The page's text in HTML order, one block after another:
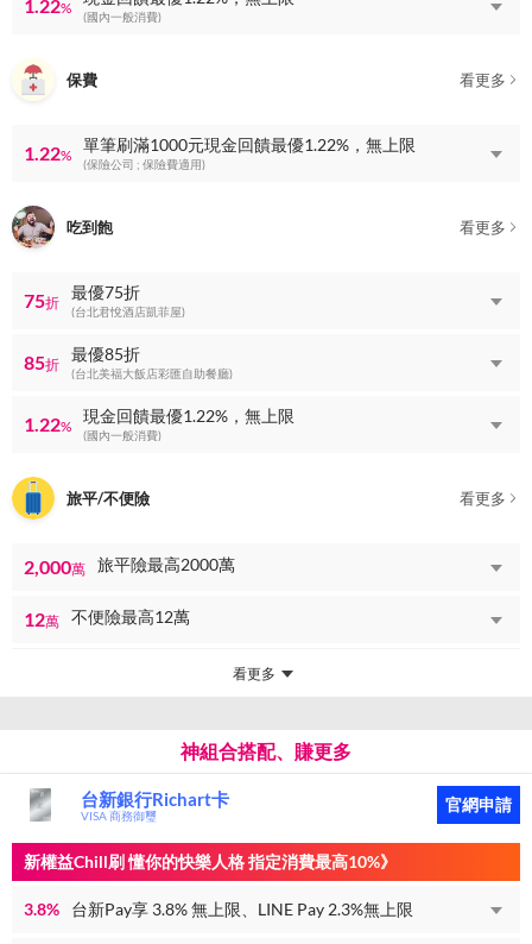
1.22% (國內一般消費)
保費 看更多
1.22%
單筆刷滿1000元現金回饋最優1.22%，無上限
(保險公司 ; 保險費適用)
吃到飽 看更多
75折
最優75折
(台北君悅酒店凱菲屋)
85折
最優85折
(台北美福大飯店彩匯自助餐廳)
1.22%
現金回饋最優1.22%，無上限
(國內一般消費)
旅平/不便險 看更多
2,000萬 旅平險最高2000萬
12萬 不便險最高12萬
看更多
神組合搭配、賺更多
台新銀行Richart卡
VISA 商務御璽
官網申請
新權益Chill刷 懂你的快樂人格 指定消費最高10%》
3.8% 台新Pay享 3.8% 無上限、LINE Pay 2.3%無上限